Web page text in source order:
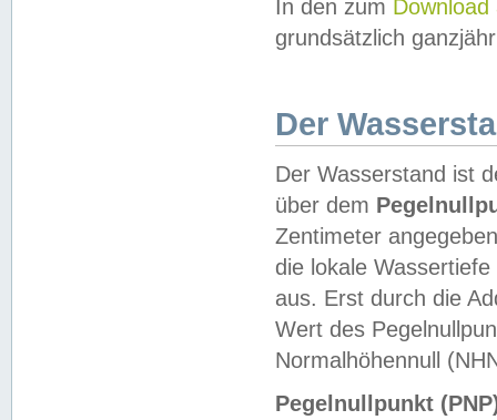
In den zum Download
grundsätzlich
Der
Der Wasserstand ist
über dem
Zentimeter
die lokale
aus. Erst durch die
Wert des
Normalhöhennull
Pegelnullpunkt